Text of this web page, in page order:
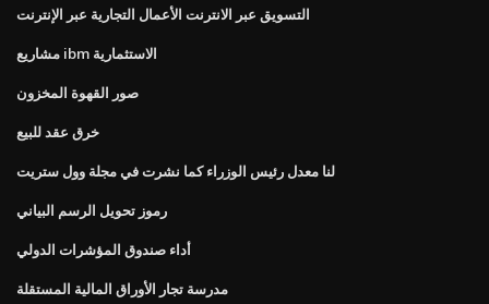
التسويق عبر الانترنت الأعمال التجارية عبر الإنترنت
مشاريع ibm الاستثمارية
صور القهوة المخزون
خرق عقد للبيع
لنا معدل رئيس الوزراء كما نشرت في مجلة وول ستريت
رموز تحويل الرسم البياني
أداء صندوق المؤشرات الدولي
مدرسة تجار الأوراق المالية المستقلة